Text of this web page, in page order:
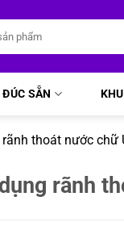
SẴN
thoát nước chữ
rãnh